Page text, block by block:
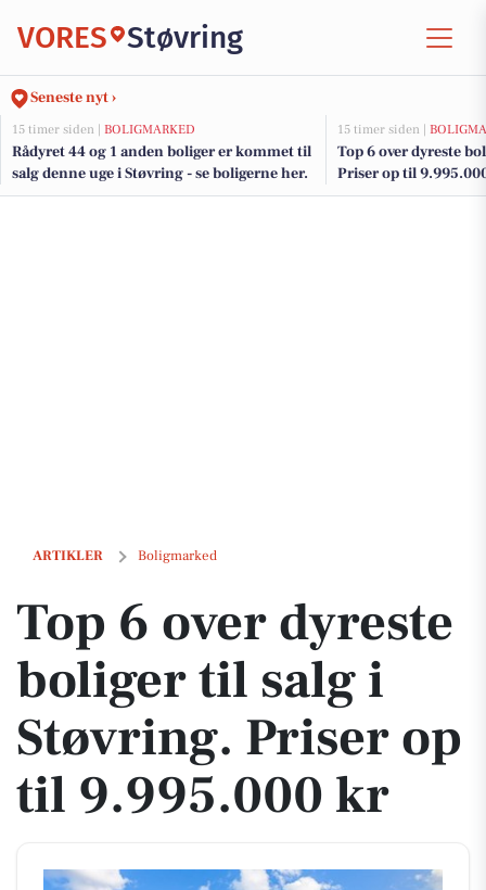
VORES Støvring
Seneste nyt ›
15 timer siden | BOLIGMARKED
Rådyret 44 og 1 anden boliger er kommet til
salg denne uge i Støvring - se boligerne her.
15 timer siden |
Top 6 over dyreste
Priser op til
ARTIKLER Boligmarked
Top 6 over dyreste boliger til salg i Støvring. Priser op til 9.995.000 kr
Top 6 over dyreste
boliger til salg i
Støvring. Priser op
til 9.995.000 kr